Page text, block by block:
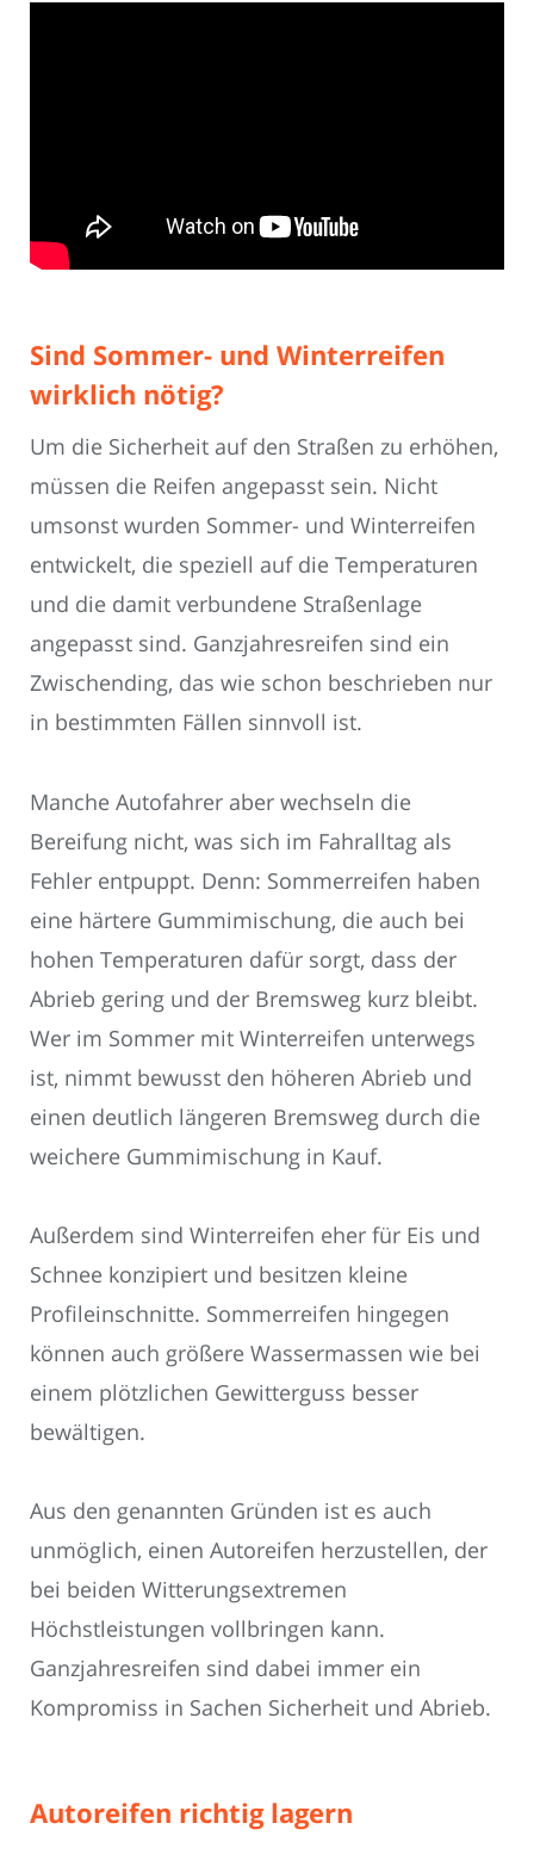
Sind Sommer- und Winterreifen
wirklich nötig?
Um die Sicherheit auf den Straßen zu erhöhen,
müssen die Reifen angepasst sein. Nicht
umsonst wurden Sommer- und Winterreifen
entwickelt, die speziell auf die Temperaturen
und die damit verbundene Straßenlage
angepasst sind. Ganzjahresreifen sind ein
Zwischending, das wie schon beschrieben nur
in bestimmten Fällen sinnvoll ist.
Manche Autofahrer aber wechseln die
Bereifung nicht, was sich im Fahralltag als
Fehler entpuppt. Denn: Sommerreifen haben
eine härtere Gummimischung, die auch bei
hohen Temperaturen dafür sorgt, dass der
Abrieb gering und der Bremsweg kurz bleibt.
Wer im Sommer mit Winterreifen unterwegs
ist, nimmt bewusst den höheren Abrieb und
einen deutlich längeren Bremsweg durch die
weichere Gummimischung in Kauf.
Außerdem sind Winterreifen eher für Eis und
Schnee konzipiert und besitzen kleine
Profileinschnitte. Sommerreifen hingegen
können auch größere Wassermassen wie bei
einem plötzlichen Gewitterguss besser
bewältigen.
Aus den genannten Gründen ist es auch
unmöglich, einen Autoreifen herzustellen, der
bei beiden Witterungsextremen
Höchstleistungen vollbringen kann.
Ganzjahresreifen sind dabei immer ein
Kompromiss in Sachen Sicherheit und Abrieb.
Autoreifen richtig lagern